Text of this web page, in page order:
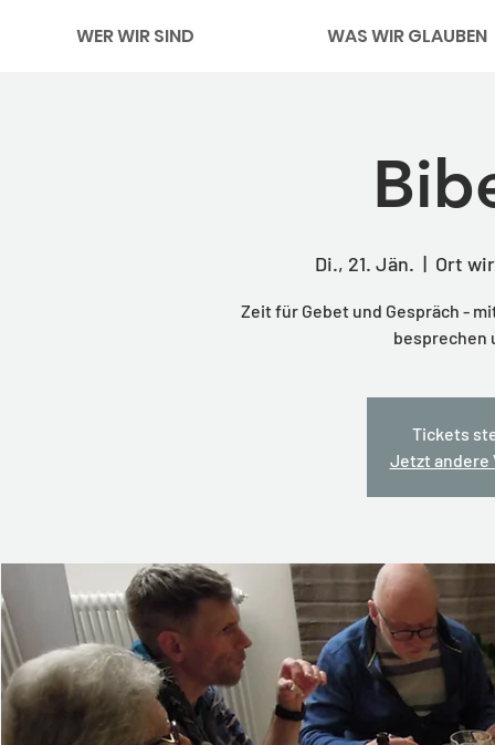
WER WIR SIND WAS WIR GLAUBEN
Di., 21. Jän.
  |
Ort
Zeit für Gebet und Gespräch -
besprechen
Tickets
Jetzt andere